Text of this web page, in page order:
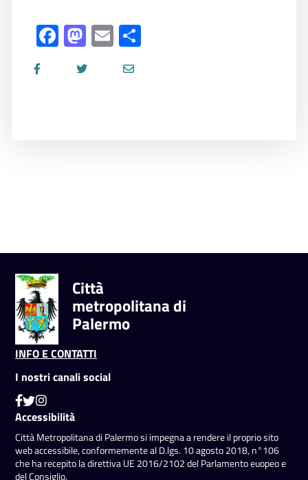
Facebook
Mastodon
Email
Città
metropolitana di
Palermo
INFO E CONTATTI
I nostri canali social
Accessibilità
Città Metropolitana di Palermo si impegna a rendere il proprio sito
web accessibile, conformemente al D.lgs. 10 agosto 2018, n°106
che ha recepito la direttiva UE 2016/2102 del Parlamento euopeo e
del Consiglio.